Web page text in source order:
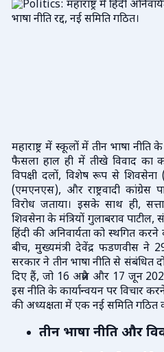
महाराष्ट्र में स्कूलों में तीन भाषा
फैसला हाल ही में तीखे विवाद का
विपक्षी दलों, विशेष रूप से शिवसेना
(एमएनएस), और राष्ट्रवादी कांग्रेस
विरोध जताया। इसके साथ ही,
शिवसेना के मंत्रियों गुलाबराव
हिंदी की अनिवार्यता को स्थगित
बीच, मुख्यमंत्री देवेंद्र फडणवीस ने
सरकार ने तीन भाषा नीति से
दिए हैं, जो 16 अप्रैल और 17 जून
इस नीति के कार्यान्वयन पर विचार
की अध्यक्षता में एक नई समिति गठित
तीन भाषा नीति और